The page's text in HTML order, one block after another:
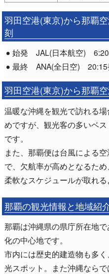
羽田空港(東京)から那覇
刻
始発 JAL(日本航空)
最終 ANA(全日空)
羽田空港(東京)から那覇
温暖な沖縄を観光で訪れる
めですが、観光客の多いベ
です。
また、那覇便は台風による
で、欠航率が高めとなるた
柔軟なスケジュールが取れる
那覇の観光情報と地域紹
那覇は沖縄県の県庁所在地
化の中心地です。
市内には歴史的建造物も多
光スポット。また沖縄なら